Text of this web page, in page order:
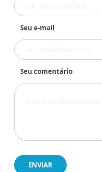
Seu e-mail
Seu comentário
ENVIAR